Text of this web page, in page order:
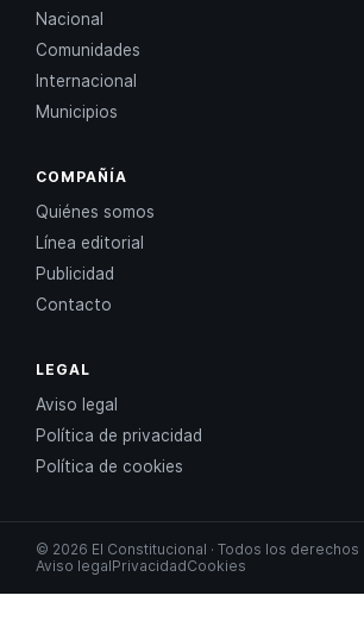
Nacional
Comunidades
Internacional
Municipios
COMPAÑÍA
Quiénes somos
Línea editorial
Publicidad
Contacto
LEGAL
Aviso legal
Política de privacidad
Política de cookies
© 2026 El Constitucional · Todos los
Aviso legalPrivacidadCookies